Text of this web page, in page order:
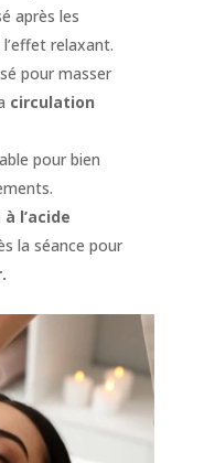
après les
relaxant.
pour masser
circulation
pour bien
l’acide
la séance pour